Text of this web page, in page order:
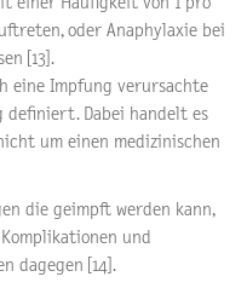
oder Anaphylaxie bei
[13].
eine Impfung verursachte
definiert. Dabei handelt es
um einen medizinischen
die geimpft werden kann,
und
dagegen [14].